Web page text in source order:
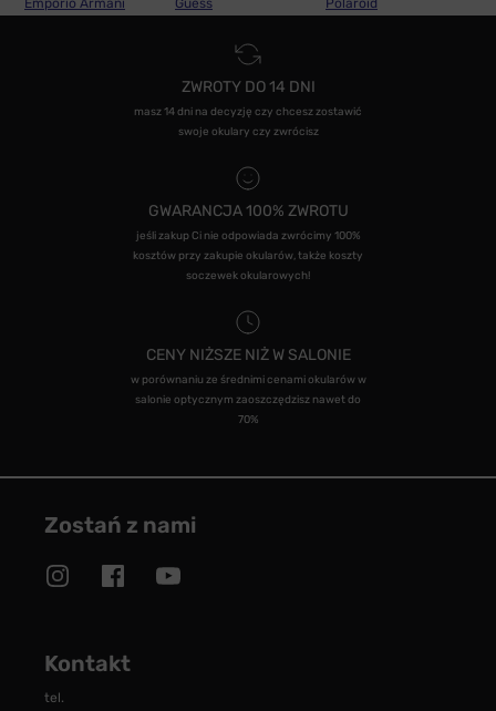
Emporio Armani
Guess
Polaroid
ZWROTY DO 14 DNI
masz 14 dni na decyzję czy chcesz zostawić
swoje okulary czy zwrócisz
GWARANCJA 100% ZWROTU
jeśli zakup Ci nie odpowiada zwrócimy 100%
kosztów przy zakupie okularów, także koszty
soczewek okularowych!
CENY NIŻSZE NIŻ W SALONIE
w porównaniu ze średnimi cenami okularów w
salonie optycznym zaoszczędzisz nawet do
70%
Zostań z nami
Kontakt
tel.